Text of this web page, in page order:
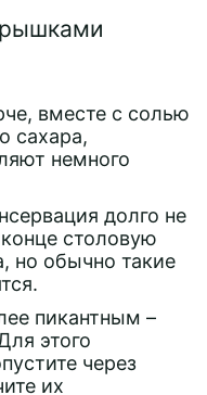
вместе с солью
сахара,
немного
долго не
столовую
но обычно такие
пикантным –
этого
через
их